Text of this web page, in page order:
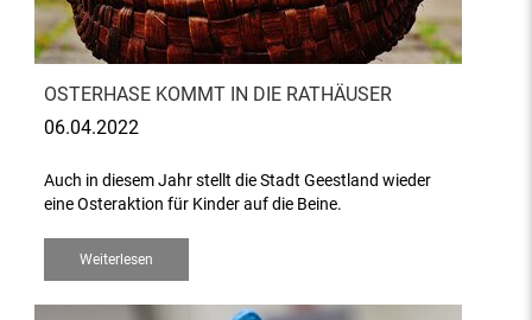
OSTERHASE KOMMT IN DIE RATHÄUSER
06.04.2022
Auch in diesem Jahr stellt die Stadt Geestland wieder
eine Osteraktion für Kinder auf die Beine.
Weiterlesen